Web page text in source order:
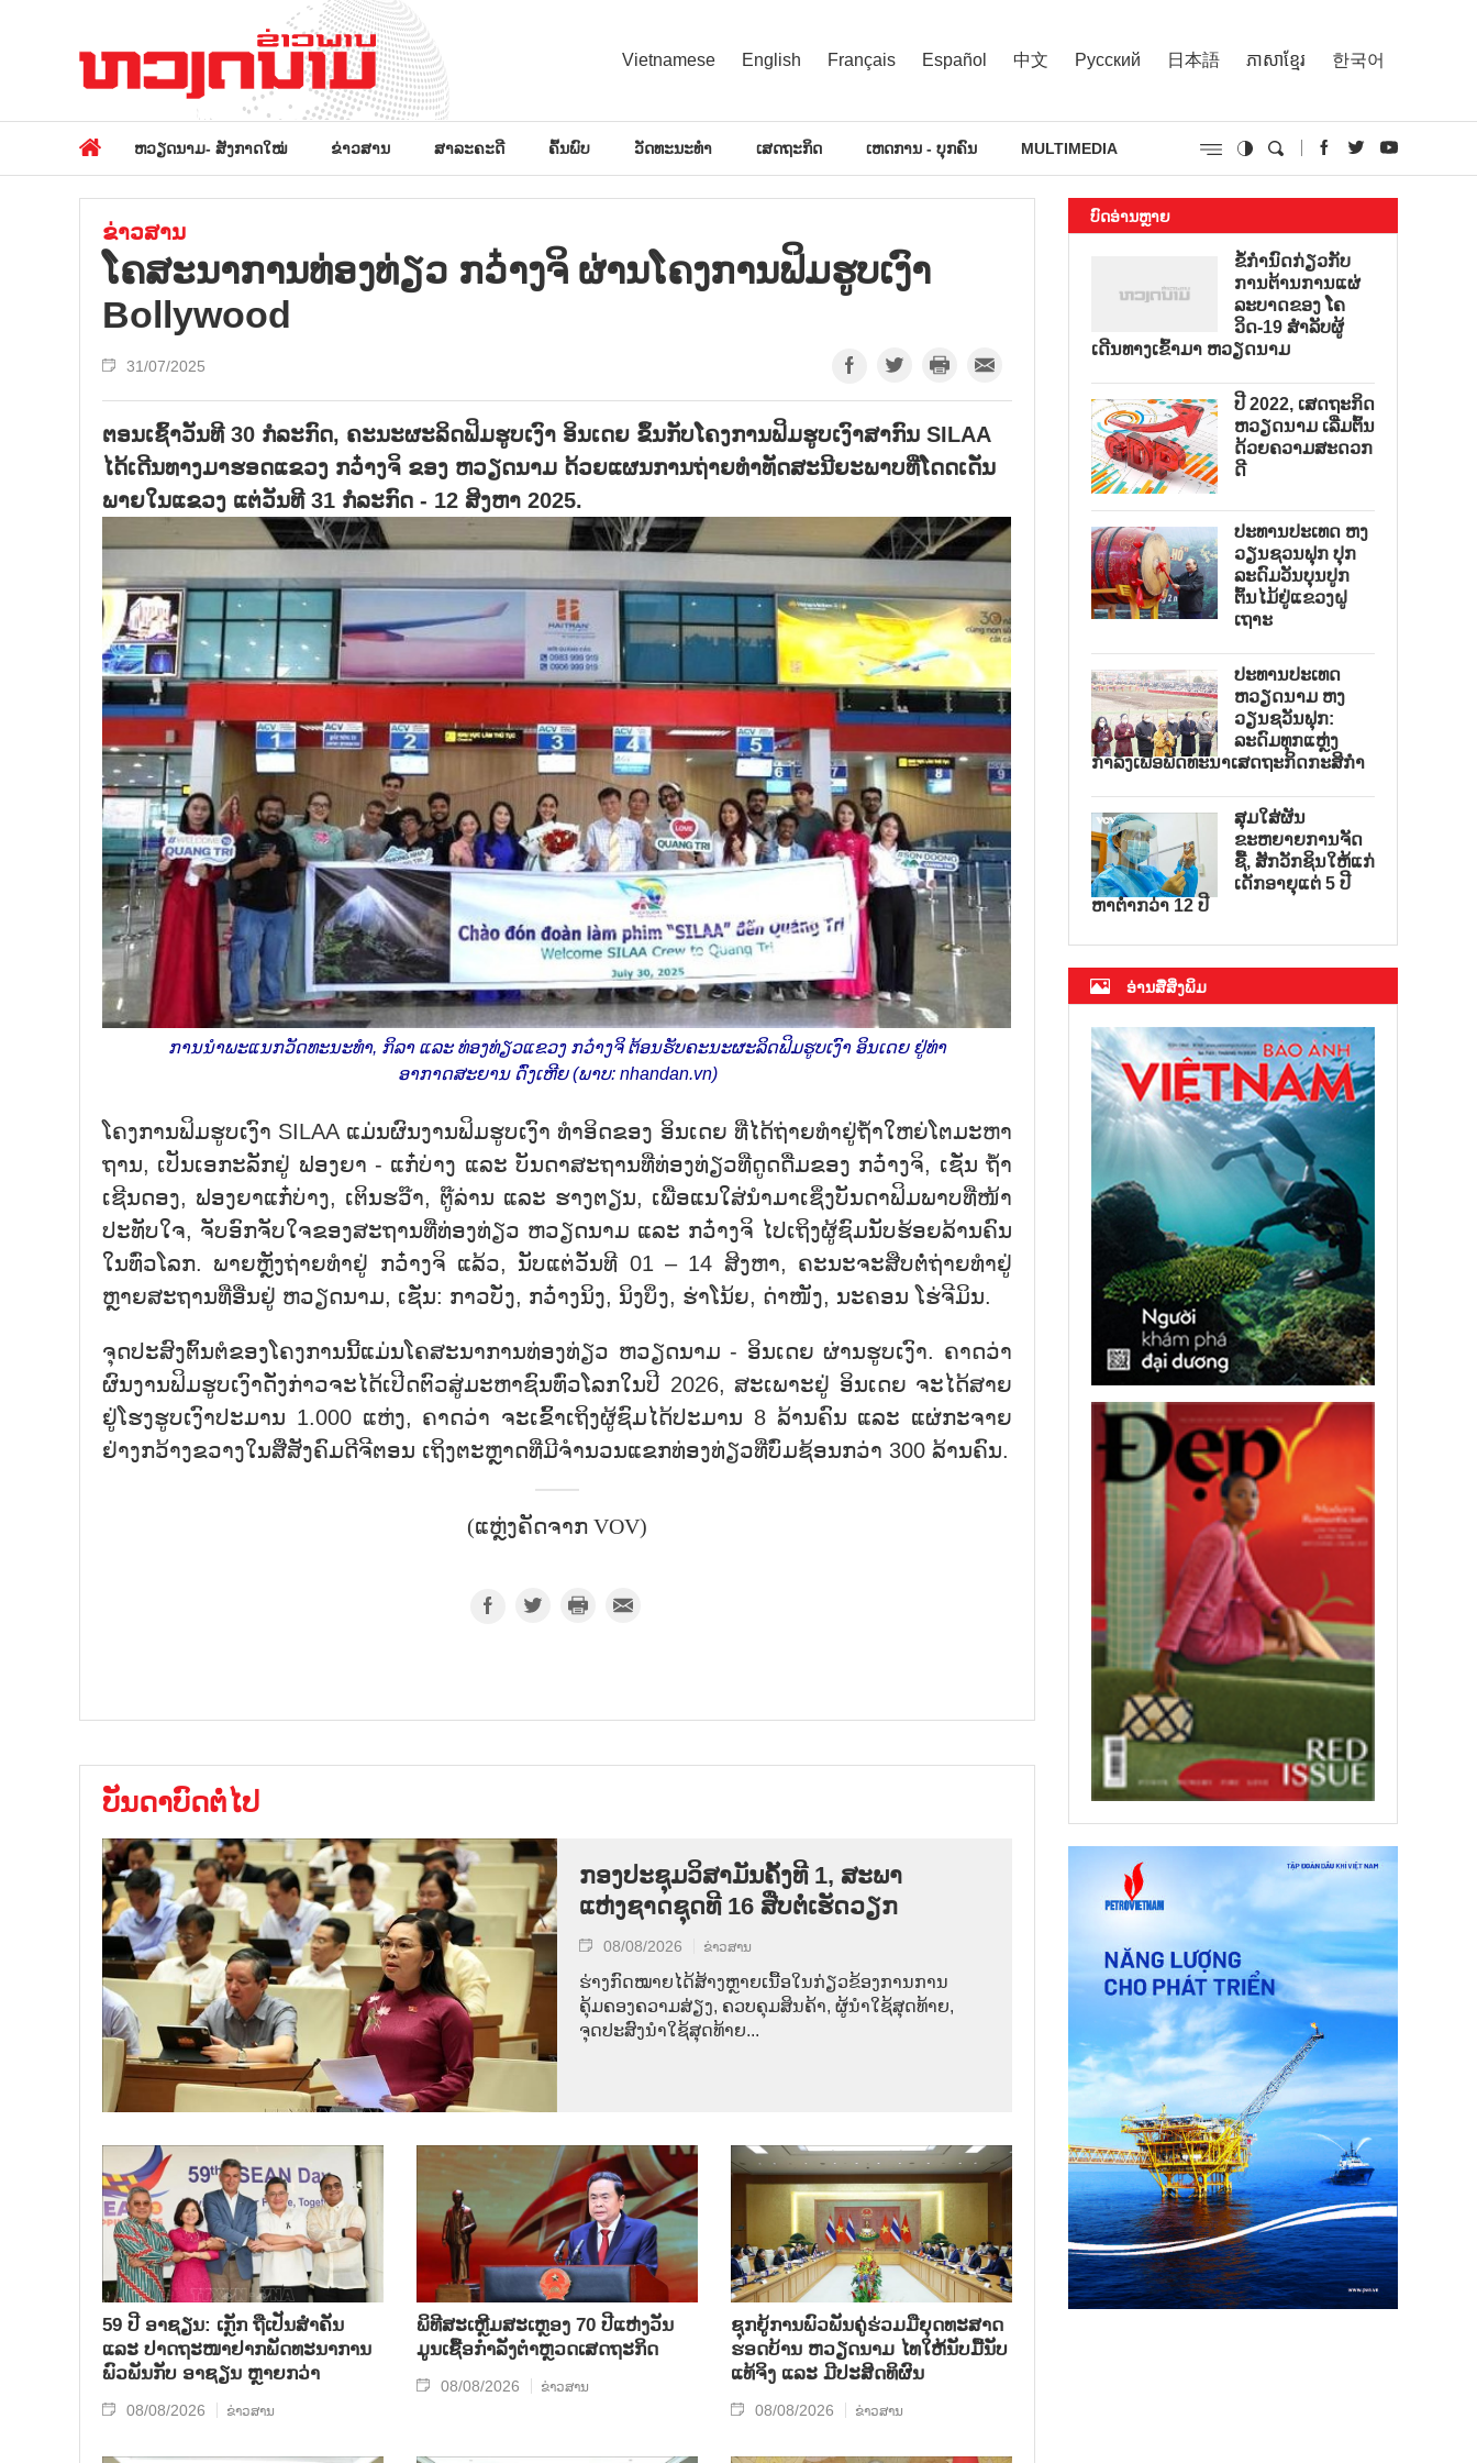
Vietnamese English Français Español 中文 Русский 日本語 ភាសាខ្មែរ 한국어
ຫວຽດນາມ- ສັງກາດໃໝ່ ຂ່າວສານ ສາລະຄະດີ ຄົ້ນພົບ ວັດທະນະທຳ ເສດຖະກິດ ເຫດການ - ບຸກຄົນ MULTIMEDIA
ຂ່າວສານ
ໂຄ​ສະ​ນາ​ການ​ທ່ອງ​ທ່ຽວ ກວ໋າງ​ຈິ ຜ່ານ​ໂຄງ​ການ​ຟິມ​ຮູບ​ເງົາ
Bollywood
31/07/2025
ຕອນເຊົ້າວັນທີ 30 ກໍລະກົດ, ຄະນະຜະລິດຟິມຮູບເງົາ ອິນເດຍ ຂຶ້ນກັບໂຄງການຟິມຮູບເງົາສາກົນ SILAA
ໄດ້ເດີນທາງມາຮອດແຂວງ ກວ໋າງຈິ ຂອງ ຫວຽດນາມ ດ້ວຍແຜນການຖ່າຍທຳທັດສະນີຍະພາບທີ່ໂດດເດັ່ນ
ພາຍໃນແຂວງ ແຕ່ວັນທີ 31 ກໍລະກົດ - 12 ສິງຫາ 2025.
ການນຳພະແນກວັດທະນະທຳ, ກິລາ ແລະ ທ່ອງທ່ຽວແຂວງ ກວ໋າງຈິ ຕ້ອນຮັບຄະນະຜະລິດຟິມຮູບເງົາ ອິນເດຍ ຢູ່ທ່າ
ອາກາດສະຍານ ດົ່ງເຫີຍ (ພາບ: nhandan.vn)
ໂຄງການຟິມຮູບເງົາ SILAA ແມ່ນຜົນງານຟິມຮູບເງົາ ທຳອິດຂອງ ອິນເດຍ ທີ່ໄດ້ຖ່າຍທຳຢູ່ຖ້ຳໃຫຍ່ໂຕມະຫາ
ຖານ, ເປັນເອກະລັກຢູ່ ຟອງຍາ - ແກ໋ບ່າງ ແລະ ບັນດາສະຖານທີ່ທ່ອງທ່ຽວທີ່ດູດດື່ມຂອງ ກວ໋າງຈິ, ເຊັ່ນ ຖ້ຳ
ເຊີນດອງ, ຟອງຍາແກ໋ບ່າງ, ເຕິນຮວ໊າ, ຕູ໊ລ່ານ ແລະ ຮາງຕຽນ, ເພື່ອແນໃສ່ນຳມາເຊິ່ງບັນດາຟິມພາບທີ່ໜ້າ
ປະທັບໃຈ, ຈັບອົກຈັບໃຈຂອງສະຖານທີ່ທ່ອງທ່ຽວ ຫວຽດນາມ ແລະ ກວ໋າງຈິ ໄປເຖິງຜູ້ຊົມນັບຮ້ອຍລ້ານຄົນ
ໃນທົ່ວໂລກ. ພາຍຫຼັງຖ່າຍທຳຢູ່ ກວ໋າງຈິ ແລ້ວ, ນັບແຕ່ວັນທີ 01 – 14 ສິງຫາ, ຄະນະຈະສືບຕໍ່ຖ່າຍທຳຢູ່
ຫຼາຍສະຖານທີ່ອື່ນຢູ່ ຫວຽດນາມ, ເຊັ່ນ: ກາວບັ່ງ, ກວ໋າງນິງ, ນິງບິ່ງ, ຮ່າໂນ້ຍ, ດ່າໜັງ, ນະຄອນ ໂຮ່ຈີມິນ.
ຈຸດປະສົງຕົ້ນຕໍຂອງໂຄງການນີ້ແມ່ນໂຄສະນາການທ່ອງທ່ຽວ ຫວຽດນາມ - ອິນເດຍ ຜ່ານຮູບເງົາ. ຄາດວ່າ
ຜົນງານຟິມຮູບເງົາດັ່ງກ່າວຈະໄດ້ເປີດຕົວສູ່ມະຫາຊົນທົ່ວໂລກໃນປີ 2026, ສະເພາະຢູ່ ອິນເດຍ ຈະໄດ້ສາຍ
ຢູ່ໂຮງຮູບເງົາປະມານ 1.000 ແຫ່ງ, ຄາດວ່າ ຈະເຂົ້າເຖິງຜູ້ຊົມໄດ້ປະມານ 8 ລ້ານຄົນ ແລະ ແຜ່ກະຈາຍ
ຢ່າງກວ້າງຂວາງໃນສື່ສັງຄົມດີຈີຕອນ ເຖິງຕະຫຼາດທີ່ມີຈໍານວນແຂກທ່ອງທ່ຽວທີ່ບົ່ມຊ້ອນກວ່າ 300 ລ້ານຄົນ.
(ແຫຼ່ງຄັດຈາກ VOV)
ບັນດາບົດຕໍ່ໄປ
ກອງປະຊຸມວິສາມັນຄັ້ງທີ 1, ສະພາ
ແຫ່ງຊາດຊຸດທີ 16 ສືບຕໍ່ເຮັດວຽກ
08/08/2026 ຂ່າວສານ
ຮ່າງກົດໝາຍໄດ້ສ້າງຫຼາຍເນື້ອໃນກ່ຽວຂ້ອງການການ
ຄຸ້ມຄອງຄວາມສ່ຽງ, ຄວບຄຸມສິນຄ້າ, ຜູ້ນຳໃຊ້ສຸດທ້າຍ,
ຈຸດປະສົງນຳໃຊ້ສຸດທ້າຍ...
59 ປີ ອາຊຽນ: ເກຼັກ ຖືເປັນສຳຄັນ
ແລະ ປາດຖະໜາຢາກພັດທະນາການ
ພົວພັນກັບ ອາຊຽນ ຫຼາຍກວ່າ
08/08/2026 ຂ່າວສານ
ພິທີສະເຫຼີມສະເຫຼອງ 70 ປີແຫ່ງວັນ
ມູນເຊື້ອກຳລັງຕຳຫຼວດເສດຖະກິດ
08/08/2026 ຂ່າວສານ
ຊຸກ​ຍູ້​ການ​ພົວ​ພັນ​ຄູ່​ຮ່ວມ​ມື​ຍຸດ​ທະ​ສາດ​
ຮອດ​ບ້ານ ຫວຽດ​ນາມ ໄທ​ໃຫ້​ນັບ​ມື້​ນັບ​
ແທ້​ຈິງ ແລະ ມີ​ປະ​ສິດ​ທິ​ຜົນ
08/08/2026 ຂ່າວສານ
ບົດອ່ານຫຼາຍ
ຂໍ້ກຳນົດກ່ຽວກັບ
ການຕ້ານການແຜ່
ລະບາດຂອງ ໂຄ
ວິດ-19 ສຳລັບຜູ້
ເດີນທາງເຂົ້າມາ ຫວຽດນາມ
ປີ 2022, ເສດຖະກິດ
ຫວຽດນາມ ເລີ່ມຕົ້ນ
ດ້ວຍຄວາມສະດວກ
ດີ
ປະທານປະເທດ ຫງ
ວຽນຊວນຟຸກ ປຸກ
ລະດົມວັນບຸນປູກ
ຕົ້ນໄມ້ຢູ່ແຂວງຝູ
ເຖາະ
ປະທານປະເທດ
ຫວຽດນາມ ຫງ
ວຽນຊວັນຟຸກ:
ລະດົມທຸກແຫຼ່ງ
ກຳລັງເພື່ອພັດທະນາເສດຖະກິດກະສິກຳ
ສຸມໃສ່ຜັນ
ຂະຫຍາຍການຈັດ
ຊື້, ສັກວັກຊິນໃຫ້ແກ່
ເດັກອາຍຸແຕ່ 5 ປີ
ຫາຕ່ຳກວ່າ 12 ປີ
ອ່ານສື່ສິ່ງພິມ